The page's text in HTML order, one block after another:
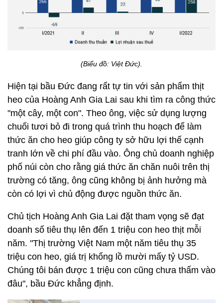
(Biểu đồ: Việt Đức).
Hiện tại bầu Đức đang rất tự tin với sản phẩm thịt
heo của Hoàng Anh Gia Lai sau khi tìm ra công thức
"một cây, một con". Theo ông, việc sử dụng lượng
chuối tươi bỏ đi trong quá trình thu hoạch để làm
thức ăn cho heo giúp công ty sở hữu lợi thế cạnh
tranh lớn về chi phí đầu vào. Ông chủ doanh nghiệp
phố núi còn cho rằng giá thức ăn chăn nuôi trên thị
trường có tăng, ông cũng không bị ảnh hưởng mà
còn có lợi vì chủ động được nguồn thức ăn.
Chủ tịch Hoàng Anh Gia Lai đặt tham vọng sẽ đạt
doanh số tiêu thụ lên đến 1 triệu con heo thịt mỗi
năm. "Thị trường Việt Nam một năm tiêu thụ 35
triệu con heo, giá trị khổng lồ mười mấy tỷ USD.
Chúng tôi bán được 1 triệu con cũng chưa thấm vào
đâu", bầu Đức khẳng định.